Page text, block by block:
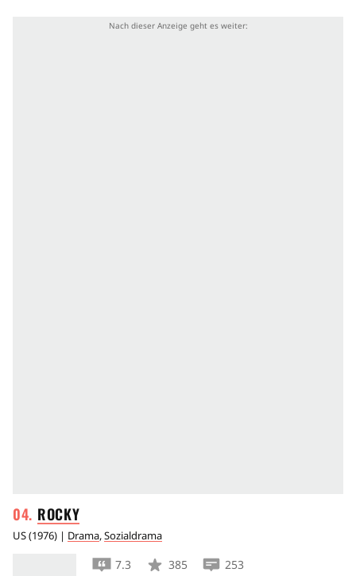
ROCKY
US(1976) | Drama,Sozialdrama
7.3 385
253